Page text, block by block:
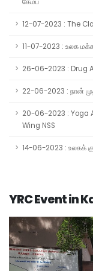
12-07-2023 : The
11-07-2023 : உலக
26-06-2023 : Drug
22-06-2023 : நான்
20-06-2023 : Yoga
Wing NSS
14-06-2023 : உலகக்
YRC Event in